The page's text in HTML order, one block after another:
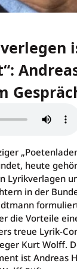
heute
Lyrikverlagen
in der
die Vorteile
treue Lyrik-
Kurt Wolff.
ist Andreas